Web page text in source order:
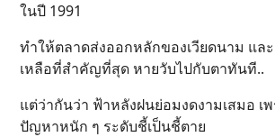
ในปี 1991
ทำให้ตลาดส่งออกหลักของเวียดนาม แล
เหลือที่สำคัญที่สุด หายวับไปกับตาทันที..
แต่ว่ากันว่า ฟ้าหลังฝนย่อมงดงามเสมอ เพ
ปัญหาหนัก ๆ ระดับชี้เป็นชี้ตาย